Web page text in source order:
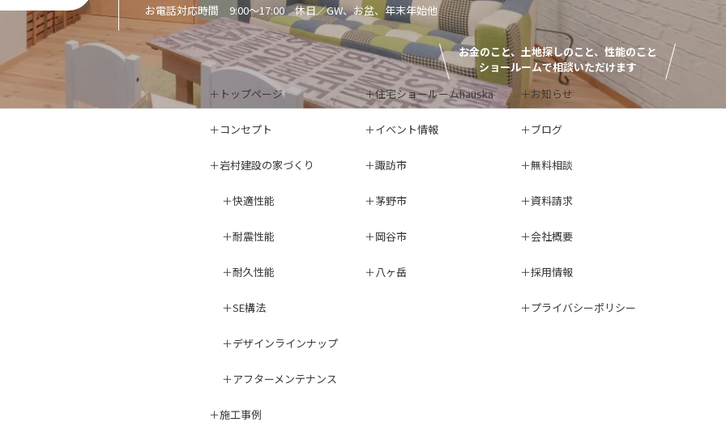
お電話対応時間 9:00〜17:00 休日／GW、お盆、年末年始他
お金のこと、土地探しのこと、性能のこと
ショールームで相談いただけます
トップページ
コンセプト
岩村建設の家づくり
快適性能
耐震性能
耐久性能
SE構法
デザインラインナップ
アフターメンテナンス
施工事例
住宅ショールームhauska
イベント情報
諏訪市
茅野市
岡谷市
八ヶ岳
お知らせ
ブログ
無料相談
資料請求
会社概要
採用情報
プライバシーポリシー